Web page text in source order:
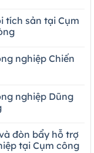
tích sản tại Cụm
nghiệp Chiến
nghiệp Dũng
đòn bẩy hỗ trợ
tại Cụm công